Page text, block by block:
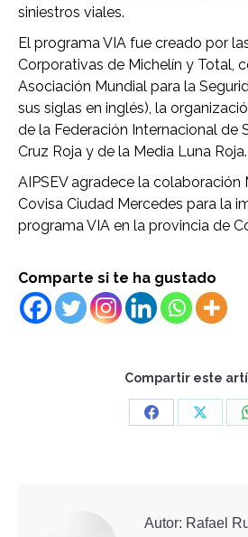
siniestros viales.
El programa VIA fue creado por
Corporativas de Michelín y Total,
Asociación Mundial para la
sus siglas en inglés), la
de la Federación Internacional de
Cruz Roja y de la Media Luna Roja.
AIPSEV agradece la colaboración
Covisa Ciudad Mercedes para la
programa VIA en la provincia de
Comparte si te ha gustado
Compartir este
Share
Share
Autor: Rafael